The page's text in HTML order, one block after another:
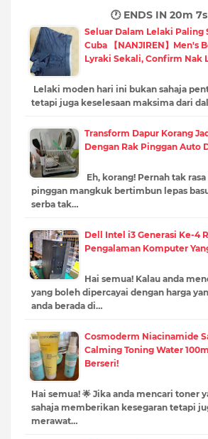
🕐 ENDS IN20m 5s
Seluar Dalam Lelaki Paling
Cuba 【NANJIREN】Men's
Lyraki Sekali, Confirm Nak
Lelaki moden hari ini bukan sahaja
tetapi juga keselesaan maksima dari
Transform Dapur Korang
Dengan Rak Pinggan Auto
Eh, korang! Pernah tak
pinggan mangkuk bertimbun lepas
serba tak…
Dell Intel i3 Generasi Ke-4
Pengalaman Komputer
Hai semua! Kalau anda
yang boleh dipercayai dengan harga
anda berada di…
Cosmoderm Niacinamide
Calming Toning Water
Berseri!
Hai semua! 🌟 Jika anda mencari toner
sahaja memberikan kesegaran tetapi
merawat…